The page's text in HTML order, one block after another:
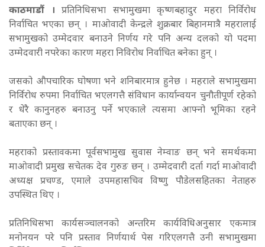
काठमाडौं । प्रतिनिधिसभा सभामुखमा कृष्णबहादुर महरा निर्विरोध
निर्वाचित भएका छन् । माओवादी केन्द्रले शुक्रबार बिहानमात्रै महरालाई
सभामुखको उम्मेदवार बनाउने निर्णय गरे पनि अन्य दलको यो पदमा
उम्मेदवारी नपरेका कारण महरा निविरोध निर्वाचित बनेका हुन् ।
जसको औपचारिक घोषणा भने शनिबारमात्र हुनेछ । महराले सभामुखमा
निर्विरोध रुपमा निर्वाचित भएलगत्तै संविधान कार्यान्वयन चुनौतीपूर्ण रहेको
र धेरै कानुनहरु बनाउनु पर्ने भएकाले त्यसमा आफ्नो भूमिका रहने
बताएका छन् ।
महराको प्रस्तावकमा पूर्वसभामुख सुवास नेम्वाङ छन् भने समर्थकमा
माओवादी प्रमुख सचेतक देव गुरुङ छन् । उम्मेदवारी दर्ता गर्दा माओवादी
अध्यक्ष प्रचण्ड, एमाले उपमहासचिव विष्णु पौडेलसहितका नेताहरु
उपस्थित थिए ।
प्रतिनिधिसभा कार्यसञ्चालनको अन्तरिम कार्यविधिअनुसार एकमात्र
मनोनयन परे पनि प्रस्ताव निर्णयार्थ पेस गरिएलगत्तै उनी सभामुखमा